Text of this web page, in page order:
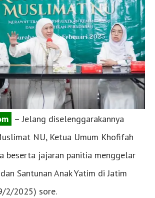
– Jelang diselenggarakannya
NU, Ketua Umum Khofifah
beserta jajaran panitia menggelar
Santunan Anak Yatim di Jatim
2/2025) sore.